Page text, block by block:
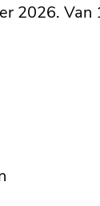
2026. Van